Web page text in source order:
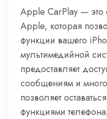
Apple CarPlay — это
Apple, которая
функции вашего
мультимедийной
предоставляет
сообщениям и
позволяет
функциями